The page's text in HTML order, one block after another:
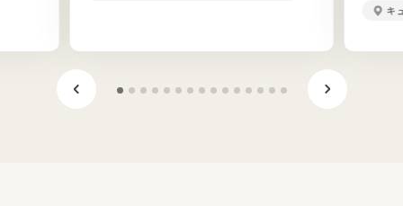
キ